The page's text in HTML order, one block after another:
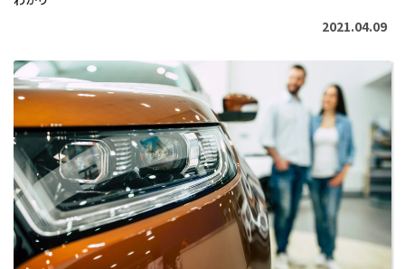
2021.04.09
続
き
を
読
む
>